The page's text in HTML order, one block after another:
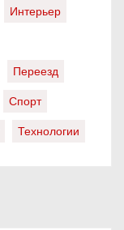
Интерьер
Переезд
Спорт
Технологии